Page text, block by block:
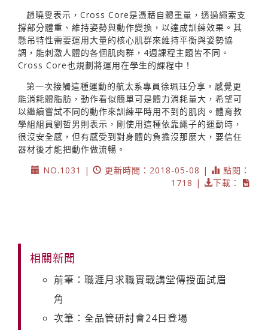
趙曉雯表示，Cross Core是憑藉自體重量，透過繩索支
撐部分體重、維持姿勢與動作變換，以達成訓練效果。其
懸吊特性需要運用大量的核心肌群來維持平衡與姿勢協
調，能刺激人體的各個肌肉群，4週課程主題皆不同。
Cross Core也規劃將運用在學生的課程中！
第一次接觸這種運動的航太系專員徐珮珏分享，感覺更
能消耗體脂肪，動作看似簡單可是體力消耗量大，希望可
以繼續嘗試不同的動作來訓練平時用不到的肌肉。體育教
學組組員劉哲男則表示，剛使用這種依靠繩子的運動時，
很沒安全感，但有感受到對身體的負擔沒那麼大，要信任
器材後才能把動作做流暢。
NO.1031 |
更新時間：2018-05-08 |
點閱：
1718 |
下載：
相關新聞
前筆：職涯月求職實戰講堂傳授面試眉
角
次筆：全品管研討會24日登場